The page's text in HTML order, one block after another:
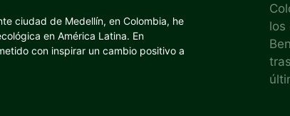
ciudad de Medellín, en Colombia, he
en América Latina. En
con inspirar un cambio positivo a
los